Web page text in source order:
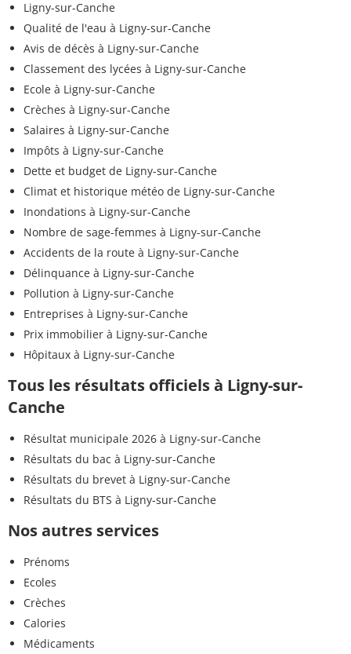
Ligny-sur-Canche
Qualité de l'eau à Ligny-sur-Canche
Avis de décès à Ligny-sur-Canche
Classement des lycées à Ligny-sur-Canche
Ecole à Ligny-sur-Canche
Crèches à Ligny-sur-Canche
Salaires à Ligny-sur-Canche
Impôts à Ligny-sur-Canche
Dette et budget de Ligny-sur-Canche
Climat et historique météo de Ligny-sur-Canche
Inondations à Ligny-sur-Canche
Nombre de sage-femmes à Ligny-sur-Canche
Accidents de la route à Ligny-sur-Canche
Délinquance à Ligny-sur-Canche
Pollution à Ligny-sur-Canche
Entreprises à Ligny-sur-Canche
Prix immobilier à Ligny-sur-Canche
Hôpitaux à Ligny-sur-Canche
Tous les résultats officiels à Ligny-sur-
Canche
Résultat municipale 2026 à Ligny-sur-Canche
Résultats du bac à Ligny-sur-Canche
Résultats du brevet à Ligny-sur-Canche
Résultats du BTS à Ligny-sur-Canche
Nos autres services
Prénoms
Ecoles
Crèches
Calories
Médicaments